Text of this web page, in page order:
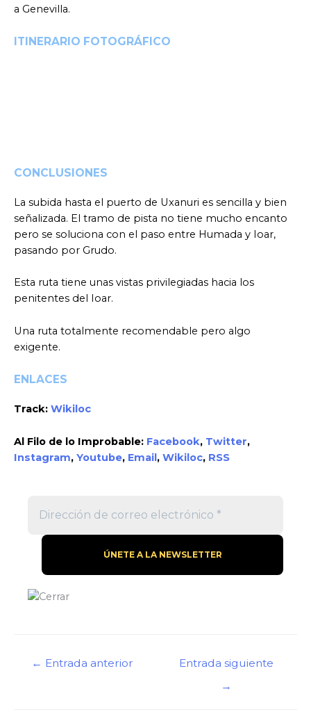
a Genevilla.
ITINERARIO FOTOGRÁFICO
CONCLUSIONES
La subida hasta el puerto de Uxanuri es sencilla y bien
señalizada. El tramo de pista no tiene mucho encanto
pero se soluciona con el paso entre Humada y Ioar,
pasando por Grudo.
Esta ruta tiene unas vistas privilegiadas hacia los
penitentes del Ioar.
Una ruta totalmente recomendable pero algo
exigente.
ENLACES
Track: Wikiloc
Al Filo de lo Improbable: Facebook, Twitter,
Instagram, Youtube, Email, Wikiloc, RSS
Navegación
← Entrada anterior
Entrada siguiente
→